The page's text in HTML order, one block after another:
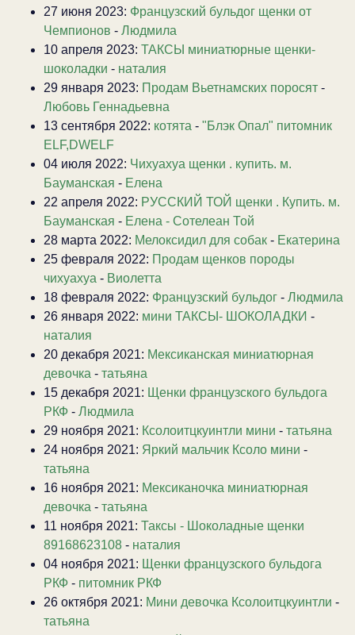
27 июня 2023: Французский бульдог щенки от
Чемпионов - Людмила
10 апреля 2023: ТАКСЫ миниатюрные щенки-
шоколадки - наталия
29 января 2023: Продам Вьетнамских поросят -
Любовь Геннадьевна
13 сентября 2022: котята - "Блэк Опал" питомник
ELF,DWELF
04 июля 2022: Чихуахуа щенки . купить. м.
Бауманская - Елена
22 апреля 2022: РУССКИЙ ТОЙ щенки . Купить. м.
Бауманская - Елена - Сотелеан Той
28 марта 2022: Мелоксидил для собак - Екатерина
25 февраля 2022: Продам щенков породы
чихуахуа - Виолетта
18 февраля 2022: Французский бульдог - Людмила
26 января 2022: мини ТАКСЫ- ШОКОЛАДКИ -
наталия
20 декабря 2021: Мексиканская миниатюрная
девочка - татьяна
15 декабря 2021: Щенки французского бульдога
РКФ - Людмила
29 ноября 2021: Ксолоитцкуинтли мини - татьяна
24 ноября 2021: Яркий мальчик Ксоло мини -
татьяна
16 ноября 2021: Мексиканочка миниатюрная
девочка - татьяна
11 ноября 2021: Таксы - Шоколадные щенки
89168623108 - наталия
04 ноября 2021: Щенки французского бульдога
РКФ - питомник РКФ
26 октября 2021: Мини девочка Ксолоитцкуинтли -
татьяна